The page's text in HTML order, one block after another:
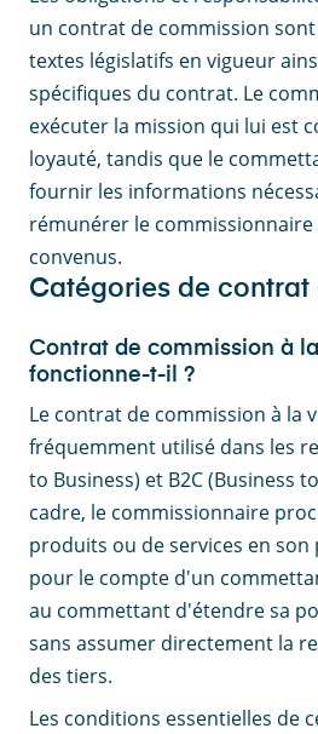
un contrat de commission
textes législatifs en vigueur
spécifiques du contrat. Le
exécuter la mission qui lui est
loyauté, tandis que le
fournir les informations
rémunérer le commissionnaire
convenus.
Catégories de contrat
Contrat de commission à
fonctionne-t-il ?
Le contrat de commission à la
fréquemment utilisé dans les
to Business) et B2C (Business
cadre, le commissionnaire
produits ou de services en
pour le compte d'un
au commettant d'étendre sa
sans assumer directement la
des tiers.
Les conditions essentielles de